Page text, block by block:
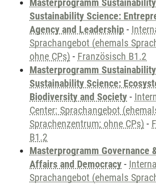
Masterprogramm
Sustainability Science:
Agency and Leadership -
Sprachangebot (ehemals
ohne CPs) - Französisch B1.2
Masterprogramm
Sustainability Science:
Biodiversity and Society -
Center: Sprachangebot
Sprachenzentrum; ohne CPs) -
B1.2
Masterprogramm Governance
Affairs and Democracy -
Sprachangebot (ehemals